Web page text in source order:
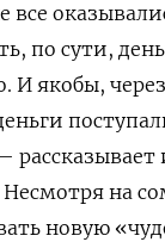
все
по сути,
И якобы,
рассказывает
Несмотря на
новую